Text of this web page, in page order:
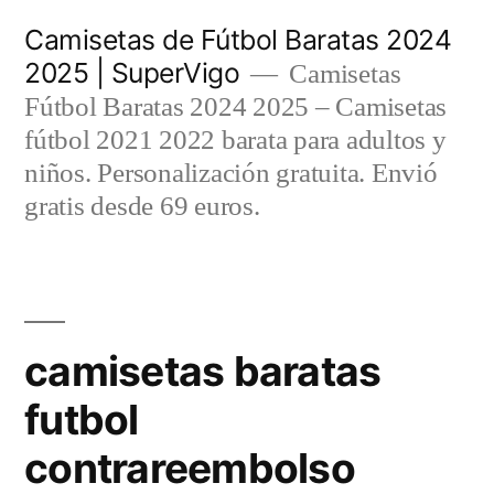
contenido
Camisetas de Fútbol Baratas 2024
2025 | SuperVigo
Camisetas
Fútbol Baratas 2024 2025 – Camisetas
fútbol 2021 2022 barata para adultos y
niños. Personalización gratuita. Envió
gratis desde 69 euros.
camisetas baratas
futbol
contrareembolso